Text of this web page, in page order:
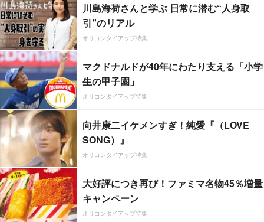
川島海荷さんと学ぶ 日常に潜む“人身取
引”のリアル
オリコンタイアップ特集
マクドナルドが40年にわたり支える「小学
生の甲子園」
オリコンタイアップ特集
向井康二イケメンすぎ！純愛『（LOVE
SONG）』
オリコンタイアップ特集
大好評につき再び！ファミマ名物45％増量
キャンペーン
オリコンタイアップ特集